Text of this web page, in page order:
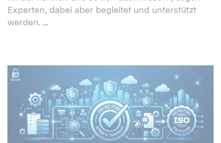
Experten, dabei aber begleitet und unterstützt
werden. ...